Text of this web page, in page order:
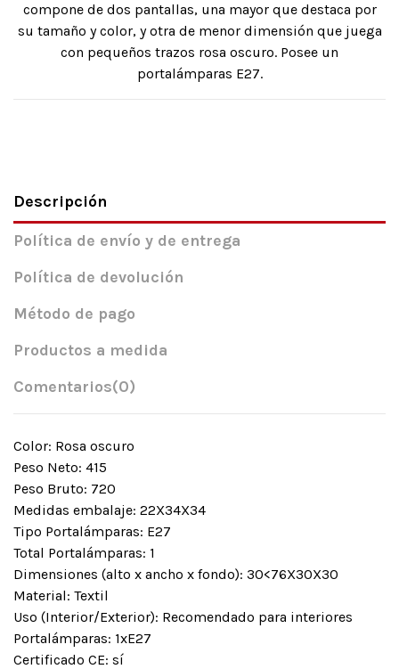
compone de dos pantallas, una mayor que destaca por
su tamaño y color, y otra de menor dimensión que juega
con pequeños trazos rosa oscuro. Posee un
portalámparas E27.
Descripción
Política de envío y de entrega
Política de devolución
Método de pago
Productos a medida
Comentarios(0)
Color: Rosa oscuro
Peso Neto: 415
Peso Bruto: 720
Medidas embalaje: 22X34X34
Tipo Portalámparas: E27
Total Portalámparas: 1
Dimensiones (alto x ancho x fondo): 30<76X30X30
Material: Textil
Uso (Interior/Exterior): Recomendado para interiores
Portalámparas: 1xE27
Certificado CE: sí